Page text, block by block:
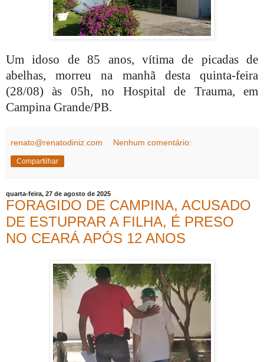
Um idoso de 85 anos, vítima de picadas de
abelhas, morreu na manhã desta quinta-feira
(28/08) às 05h, no Hospital de Trauma, em
Campina Grande/PB.
renato@renatodiniz.com Nenhum comentário:
Compartilhar
quarta-feira, 27 de agosto de 2025
FORAGIDO DE CAMPINA, ACUSADO
DE ESTUPRAR A FILHA, É PRESO
NO CEARÁ APÓS 12 ANOS